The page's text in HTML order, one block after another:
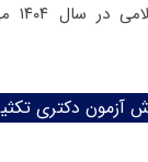
آزمون دکتری